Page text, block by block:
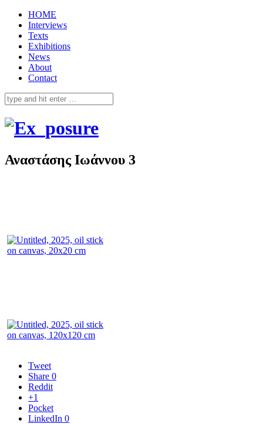
HOME
Interviews
Texts
Exhibitions
News
About
Contact
Αναστάσης Ιωάννου 3
Tweet
Share 0
Reddit
+1
Pocket
LinkedIn 0